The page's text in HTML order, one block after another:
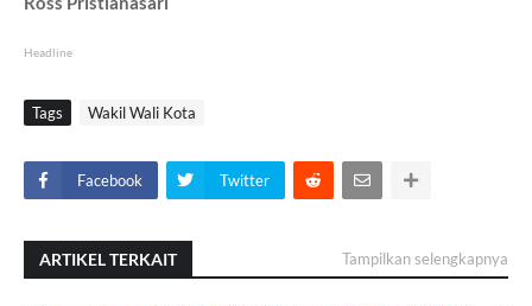
Headline
Tags Wakil Wali Kota
Facebook Twitter
ARTIKEL TERKAIT Tampilkan selengkapnya